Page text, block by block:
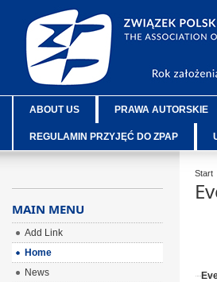
ABOUT US PRAWA AUTORSKIE
REGULAMIN PRZYJĘĆ DO ZPAP
Start
MAIN MENU
Add Link
Home
News